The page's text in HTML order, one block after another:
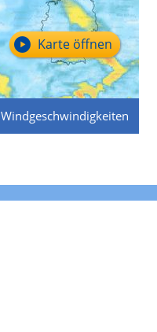
Windgeschwindigkeiten
Karte öffnen